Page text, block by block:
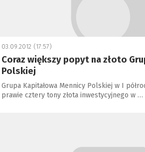
03.09.2012 (17:57)
Coraz większy popyt na złoto
Polskiej
Grupa Kapitałowa Mennicy Polskiej w I
prawie cztery tony złota inwestycyjnego w …